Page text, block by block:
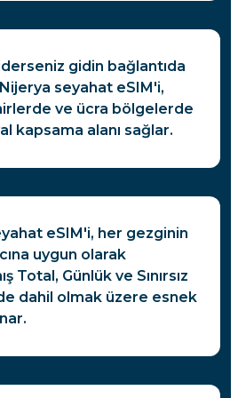
gidin bağlantıda
seyahat eSIM'i,
ve ücra bölgelerde
kapsama alanı sağlar.
eSIM'i, her gezginin
uygun olarak
Total, Günlük ve Sınırsız
dahil olmak üzere esnek